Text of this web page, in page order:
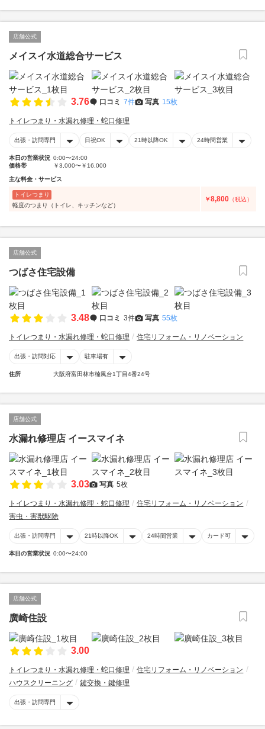
店舗公式
メイスイ水道総合サービス
3.76 口コミ 7件 写真 15枚
トイレつまり・水漏れ修理・蛇口修理
出張・訪問専門 日祝OK 21時以降OK 24時間営業
本日の営業状況 0:00〜24:00
価格帯
￥3,000〜￥16,000
主な料金・サービス
トイレつまり
軽度のつまり（トイレ、キッチンなど）
￥8,800 （税込）
店舗公式
つばさ住宅設備
3.48 口コミ 3件 写真 55枚
トイレつまり・水漏れ修理・蛇口修理 住宅リフォーム・リノベーション
出張・訪問対応 駐車場有
住所 大阪府富田林市楠風台1丁目4番24号
店舗公式
水漏れ修理店 イースマイネ
3.03 写真 5枚
トイレつまり・水漏れ修理・蛇口修理
住宅リフォーム・リノベーション
害虫・害獣駆除
出張・訪問専門 21時以降OK 24時間営業 カード可
本日の営業状況 0:00〜24:00
店舗公式
廣崎住設
3.00
トイレつまり・水漏れ修理・蛇口修理
住宅リフォーム・リノベーション
ハウスクリーニング
鍵交換・鍵修理
出張・訪問専門